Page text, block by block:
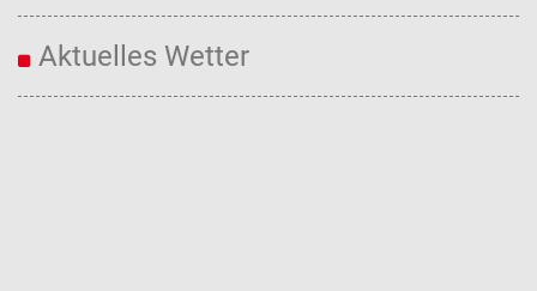
Aktuelles Wetter